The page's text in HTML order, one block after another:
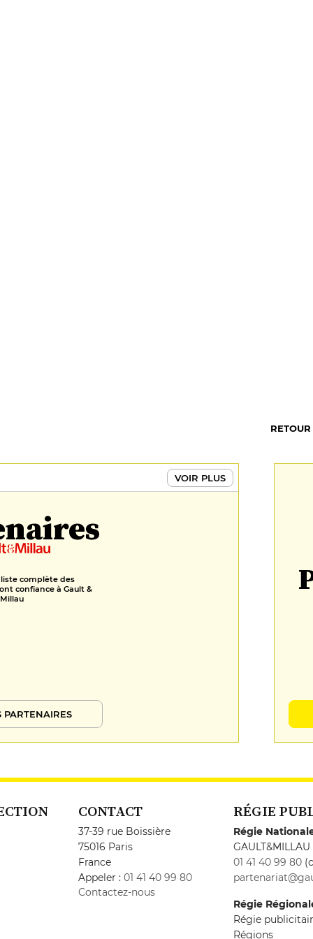
VOIR PLUS
complète des
confiance à Gault &
Millau
PARTENAIRES
CONTACT
37-39 rue Boissière
75016 Paris
France
Appeler : 01 41 40 99 80
Contactez-nous
RÉGIE
Régie
GAULT&MILLAU
01 41 40 99 80
Régie
Régie
Régions